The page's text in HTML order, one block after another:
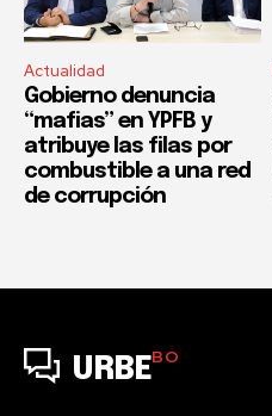
Actualidad
Gobierno denuncia
“mafias” en YPFB y
atribuye las filas por
combustible a una red
de corrupción
URBEBO